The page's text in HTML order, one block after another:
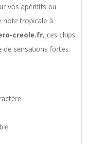
vos apéritifs ou
note tropicale à
creole.fr, ces chips
de sensations fortes.